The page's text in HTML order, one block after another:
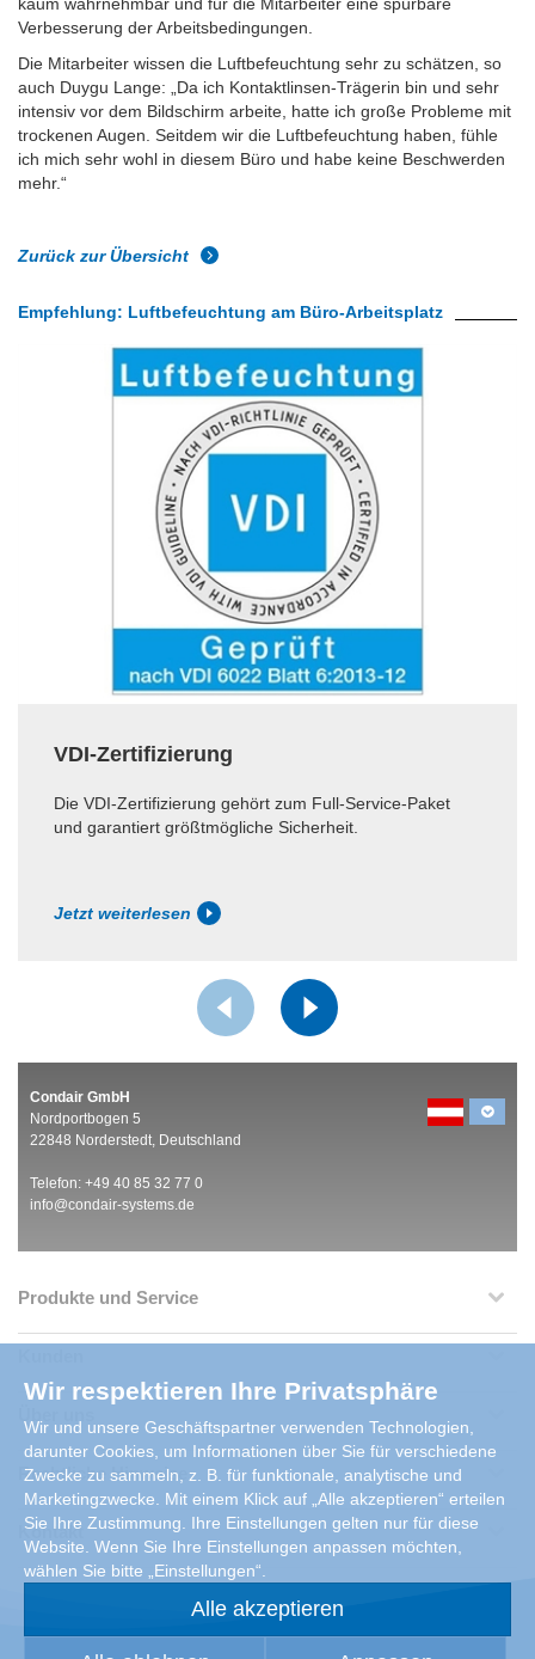
Verbesserung der Arbeitsbedingungen.
Die Mitarbeiter wissen die Luftbefeuchtung sehr zu schätzen, so
auch Duygu Lange: „Da ich Kontaktlinsen-Trägerin bin und sehr
intensiv vor dem Bildschirm arbeite, hatte ich große Probleme mit
trockenen Augen. Seitdem wir die Luftbefeuchtung haben, fühle
ich mich sehr wohl in diesem Büro und habe keine Beschwerden
mehr.“
Zurück zur Übersicht
Empfehlung: Luftbefeuchtung am Büro-Arbeitsplatz
VDI-Zertifizierung
Die VDI-Zertifizierung gehört zum Full-Service-Paket
und garantiert größtmögliche Sicherheit.
Jetzt weiterlesen
Condair GmbH
Nordportbogen 5
22848 Norderstedt, Deutschland
Telefon: +49 40 85 32 77 0
info@condair-systems.de
Produkte und Service
Rechtliche Hinweise
Kontakt
Wir respektieren Ihre Privatsphäre
Wir und unsere Geschäftspartner verwenden Technologien,
darunter Cookies, um Informationen über Sie für verschiedene
Zwecke zu sammeln, z. B. für funktionale, analytische und
Marketingzwecke. Mit einem Klick auf „Alle akzeptieren“ erteilen
Sie Ihre Zustimmung. Ihre Einstellungen gelten nur für diese
Website. Wenn Sie Ihre Einstellungen anpassen möchten,
wählen Sie bitte „Einstellungen“.
Alle akzeptieren